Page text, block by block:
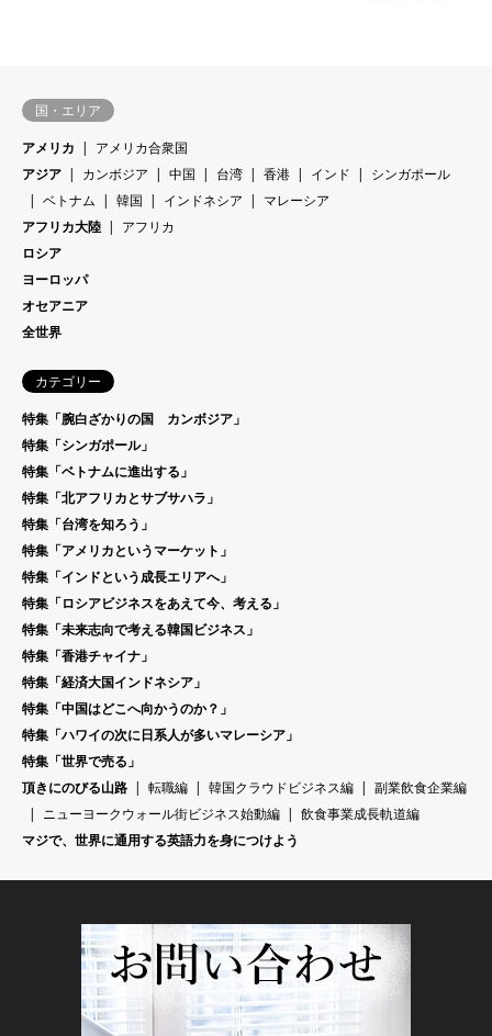
国・エリア
アメリカ
アメリカ合衆国
アジア
カンボジア 中国 台湾 香港 インド
シンガポール
ベトナム
韓国 インドネシア
マレーシア
アフリカ大陸
アフリカ
ロシア
ヨーロッパ
オセアニア
全世界
カテゴリー
特集「腕白ざかりの国 カンボジア」
特集「シンガポール」
特集「ベトナムに進出する」
特集「北アフリカとサブサハラ」
特集「台湾を知ろう」
特集「アメリカというマーケット」
特集「インドという成長エリアへ」
特集「ロシアビジネスをあえて今、考える」
特集「未来志向で考える韓国ビジネス」
特集「香港チャイナ」
特集「経済大国インドネシア」
特集「中国はどこへ向かうのか？」
特集「ハワイの次に日系人が多いマレーシア」
特集「世界で売る」
頂きにのびる山路
転職編 韓国クラウドビジネス編
副業飲食企業編
ニューヨークウォール街ビジネス始動編
飲食事業成長軌道編
マジで、世界に通用する英語力を身につけよう